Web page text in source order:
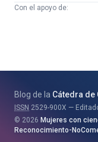
Con el apoyo de:
Blog de la Cátedra de
ISSN 2529-900X
2026 Mujeres con
Reconocimiento-